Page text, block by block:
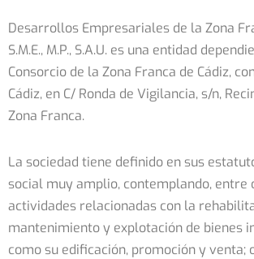
Desarrollos Empresariales de la Zona
S.M.E., M.P., S.A.U. es una entidad
Consorcio de la Zona Franca de Cádiz,
Cádiz, en C/ Ronda de Vigilancia, s/n,
Zona Franca.
La sociedad tiene definido en sus
social muy amplio, contemplando, entre
actividades relacionadas con la
mantenimiento y explotación de bienes
como su edificación, promoción y venta;